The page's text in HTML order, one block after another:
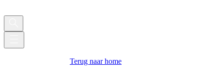
Terug naar home